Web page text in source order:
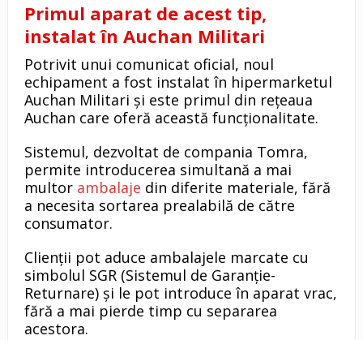
Primul aparat de acest tip,
instalat în Auchan Militari
Potrivit unui comunicat oficial, noul
echipament a fost instalat în hipermarketul
Auchan Militari și este primul din rețeaua
Auchan care oferă această funcționalitate.
Sistemul, dezvoltat de compania Tomra,
permite introducerea simultană a mai
multor ambalaje din diferite materiale, fără
a necesita sortarea prealabilă de către
consumator.
Clienții pot aduce ambalajele marcate cu
simbolul SGR (Sistemul de Garanție-
Returnare) și le pot introduce în aparat vrac,
fără a mai pierde timp cu separarea
acestora.